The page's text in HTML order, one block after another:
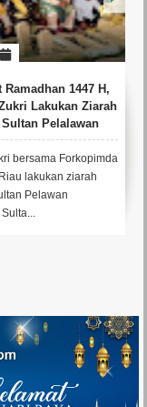
Ramadhan 1447 H,
Lakukan Ziarah
Sultan Pelalawan
bersama Forkopimda
lakukan ziarah
Pelawan